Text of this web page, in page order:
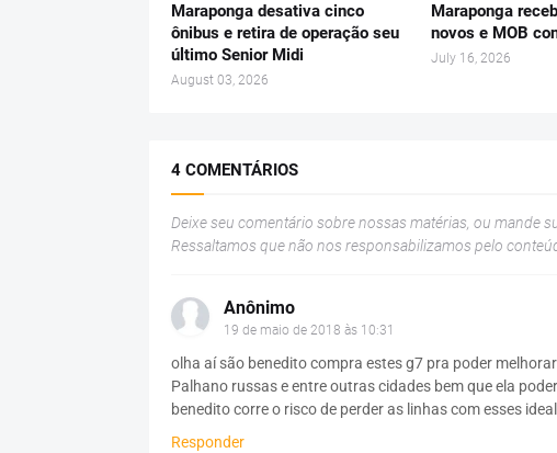
Maraponga desativa cinco
ônibus e retira de operação seu
último Senior Midi
August 03, 2026
Maraponga
novos e MOB
July 16, 2026
4 COMENTÁRIOS
Deixe seu comentário sobre nossas matérias, ou mande
Ressaltamos que não nos responsabilizamos pelo
Anônimo
19 de maio de 2018 às 10:31
olha aí são benedito compra estes g7 pra poder
Palhano russas e entre outras cidades bem que ela
benedito corre o risco de perder as linhas com esses
Responder